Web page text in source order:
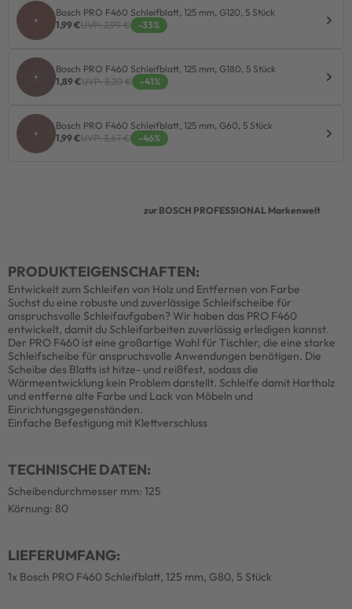
Bosch PRO F460 Schleifblatt, 125 mm, G120, 5 Stück
1,99 €UVP: 2,99 € -33%
Bosch PRO F460 Schleifblatt, 125 mm, G180, 5 Stück
1,89 €UVP: 3,20 € -41%
Bosch PRO F460 Schleifblatt, 125 mm, G60, 5 Stück
1,99 €UVP: 3,67 € -46%
zur BOSCH PROFESSIONAL Markenwelt
PRODUKTEIGENSCHAFTEN:
Entwickelt zum Schleifen von Holz und Entfernen von Farbe
Suchst du eine robuste und zuverlässige Schleifscheibe für
anspruchsvolle Schleifaufgaben? Wir haben das PRO F460
entwickelt, damit du Schleifarbeiten zuverlässig erledigen kannst.
Der PRO F460 ist eine großartige Wahl für Tischler, die eine starke
Schleifscheibe für anspruchsvolle Anwendungen benötigen. Die
Scheibe des Blatts ist hitze- und reißfest, sodass die
Wärmeentwicklung kein Problem darstellt. Schleife damit Hartholz
und entferne alte Farbe und Lack von Möbeln und
Einrichtungsgegenständen.
Einfache Befestigung mit Klettverschluss
TECHNISCHE DATEN:
Scheibendurchmesser mm: 125
Körnung: 80
LIEFERUMFANG:
1x Bosch PRO F460 Schleifblatt, 125 mm, G80, 5 Stück